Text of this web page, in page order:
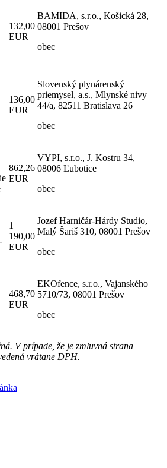
132,00
EUR
BAMIDA, s.r.o., Košická 28,
08001 Prešov
obec
136,00
EUR
Slovenský plynárenský
priemysel, a.s., Mlynské nivy
44/a, 82511 Bratislava 26
obec
862,26
EUR
VYPI, s.r.o., J. Kostru 34,
08006 Ľubotice
obec
1
190,00
EUR
Jozef Harničár-Hárdy Studio,
Malý Šariš 310, 08001 Prešov
obec
468,70
EUR
EKOfence, s.r.o., Vajanského
5710/73, 08001 Prešov
obec
V prípade, že je zmluvná strana
vrátane DPH.